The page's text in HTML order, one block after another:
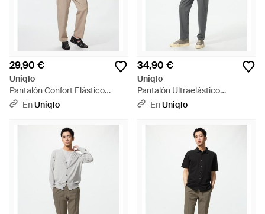
29,90 €
Uniqlo
Pantalón Confort Elástico
Tobillero - Blanco
EnUniqlo
34,90 €
Uniqlo
Pantalón Ultraelástico
Deportivo - Verde
EnUniqlo